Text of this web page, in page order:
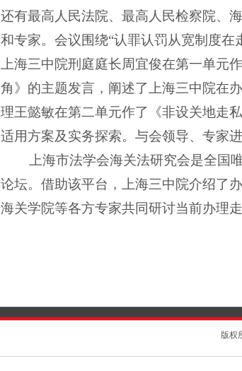
还有最高人民法院、最高人民检察院、
和专家。会议围绕“认罪认罚从宽制度在
上海三中院刑庭庭长周宜俊在第一单
角》的主题发言，阐述了上海三中院在
理王懿敏在第二单元作了《非设关地走
适用方案及实务探索。与会领导、专家
上海市法学会海关法研究会是全
论坛。借助该平台，上海三中院介绍了
海关学院等各方专家共同研讨当前办理
版权